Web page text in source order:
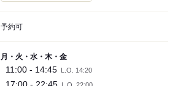
予約可
月・火・水・木・金
11:00 - 14:45 L.O. 14:20